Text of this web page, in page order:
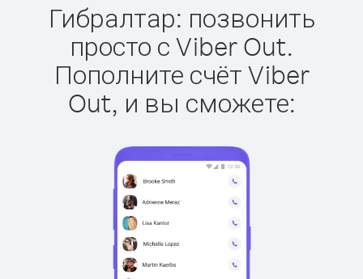
Гибралтар: позвонить
просто с Viber Out.
Пополните счёт Viber
Out, и вы сможете: